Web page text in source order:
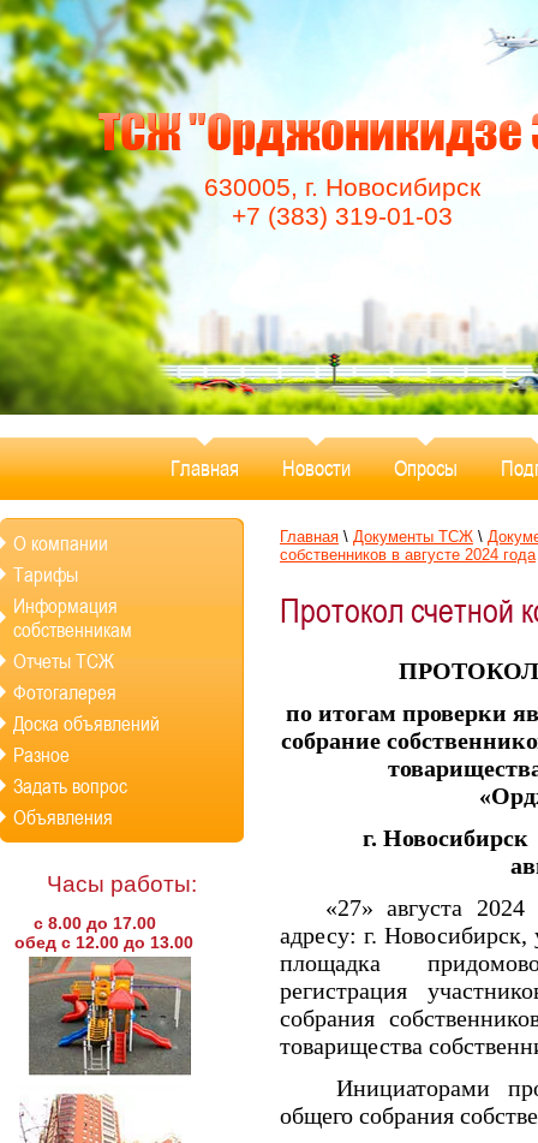
Главная Новости Опросы
630005, г. Новосибирск
+7 (383) 319-01-03
Главная \ Документы ТСЖ \
собственников в августе 2024 года
Протокол счетной
по итогам проверки
собрание
г.
«27» августа
адресу: г.
площадка
регистрация
собрания
товарищества
Инициаторами
общего собрания
О компании
Тарифы
Информация
собственникам
Отчеты ТСЖ
Фотогалерея
Доска объявлений
Разное
Задать вопрос
Объявления
Часы работы:
с 8.00 до 17.00
обед с 12.00 до 13.00